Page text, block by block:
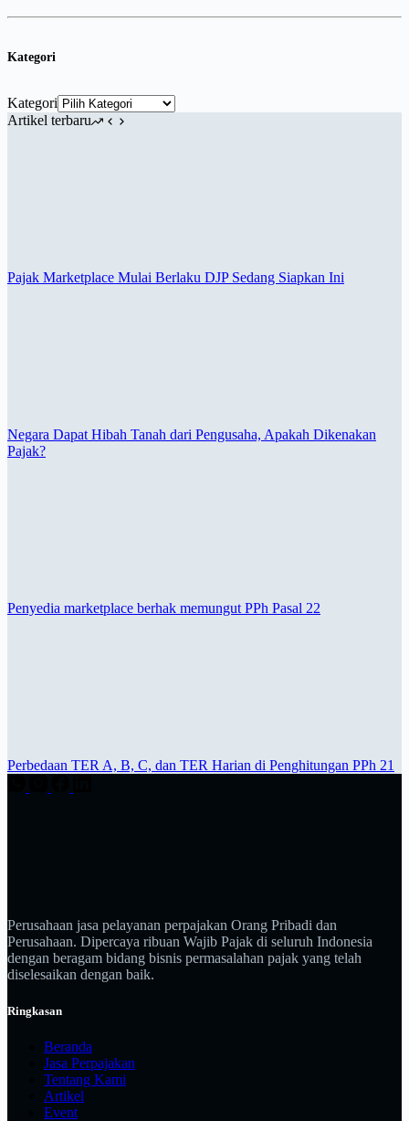
Kategori
Kategori
Artikel terbaru
Pajak Marketplace Mulai Berlaku DJP Sedang Siapkan Ini
Negara Dapat Hibah Tanah dari Pengusaha, Apakah Dikenakan
Pajak?
Penyedia marketplace berhak memungut PPh Pasal 22
Perbedaan TER A, B, C, dan TER Harian di Penghitungan PPh 21
Perusahaan jasa pelayanan perpajakan Orang Pribadi dan
Perusahaan. Dipercaya ribuan Wajib Pajak di seluruh Indonesia
dengan beragam bidang bisnis permasalahan pajak yang telah
diselesaikan dengan baik.
Ringkasan
Beranda
Jasa Perpajakan
Tentang Kami
Artikel
Event